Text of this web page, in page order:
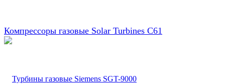
Компрессоры газовые Solar Turbines C61